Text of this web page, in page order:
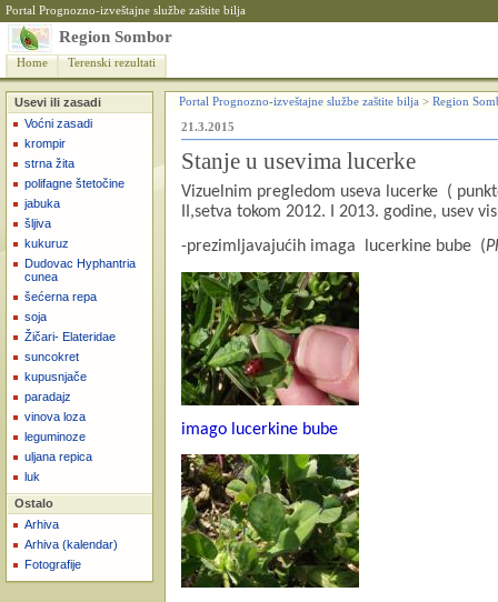
Portal Prognozno-izveštajne službe zaštite bilja
Region Sombor
Home Terenski rezultati
Usevi ili zasadi
Voćni zasadi
krompir
strna žita
polifagne štetočine
jabuka
šljiva
kukuruz
Dudovac Hyphantria
cunea
šećerna repa
soja
Žičari- Elateridae
suncokret
kupusnjače
paradajz
vinova loza
leguminoze
uljana repica
luk
Ostalo
Arhiva
Arhiva (kalendar)
Fotografije
Portal Prognozno-izveštajne službe zaštite bilja > Region
21.3.2015
Stanje u usevima lucerke
Vizuelnim pregledom useva lucerke (
II,setva tokom 2012. I 2013. godine, usev
-prezimljavajućih imaga
lucerkine bube (
imago lucerkine bube